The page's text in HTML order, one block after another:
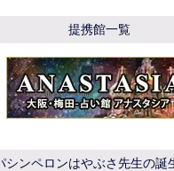
提携館一覧
シンペロンはやぶさ先生の誕